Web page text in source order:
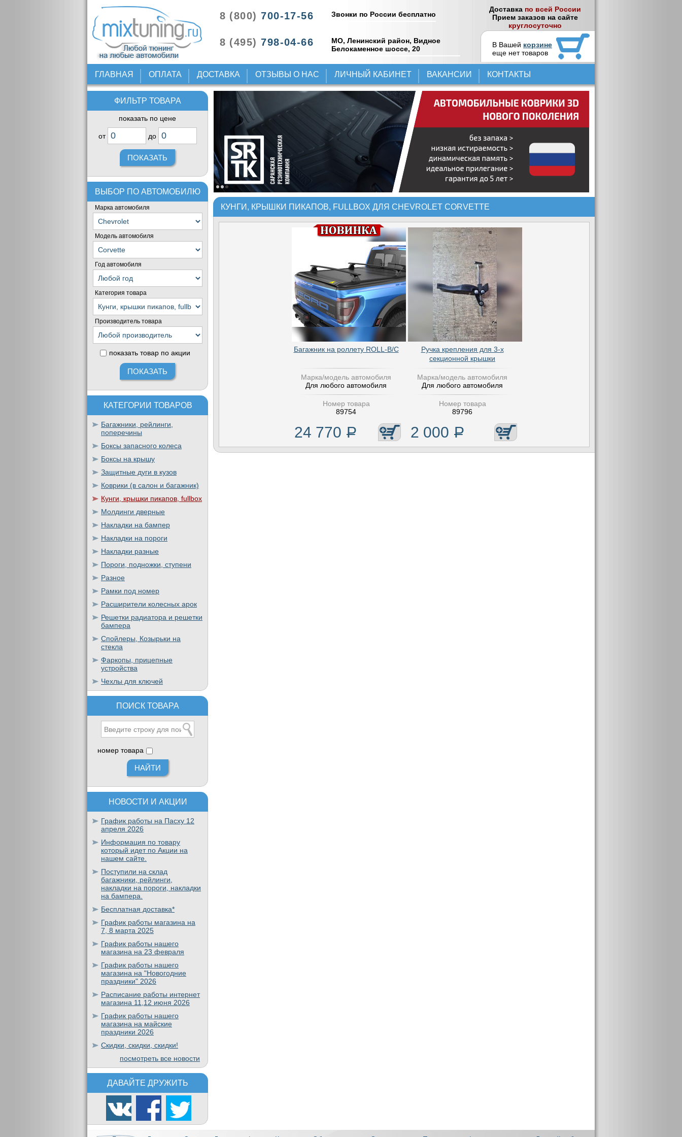
8 (800) 700-17-56
8 (495) 798-04-66
Звонки по России бесплатно
МО, Ленинский район, Видное
Белокаменное шоссе, 20
Доставка по всей России
Прием заказов на сайте
круглосуточно
В Вашей корзине
еще нет товаров
ГЛАВНАЯ ОПЛАТА ДОСТАВКА ОТЗЫВЫ О НАС ЛИЧНЫЙ КАБИНЕТ ВАКАНСИИ КОНТАКТЫ
ФИЛЬТР ТОВАРА
показать по цене
от до
ВЫБОР ПО АВТОМОБИЛЮ
Марка автомобиля
Модель автомобиля
Год автомобиля
Категория товара
Производитель товара
показать товар по акции
КАТЕГОРИИ ТОВАРОВ
Багажники, рейлинги,
поперечины
Боксы запасного колеса
Боксы на крышу
Защитные дуги в кузов
Коврики (в салон и багажник)
Кунги, крышки пикапов, fullbox
Молдинги дверные
Накладки на бампер
Накладки на пороги
Накладки разные
Пороги, подножки, ступени
Разное
Рамки под номер
Расширители колесных арок
Решетки радиатора и решетки
бампера
Спойлеры, Козырьки на
стекла
Фаркопы, прицепные
устройства
Чехлы для ключей
ПОИСК ТОВАРА
номер товара
НОВОСТИ И АКЦИИ
График работы на Пасху 12
апреля 2026
Информация по товару
который идет по Акции на
нашем сайте.
Поступили на склад
багажники, рейлинги,
накладки на пороги, накладки
на бампера.
Бесплатная доставка*
График работы магазина на
7, 8 марта 2025
График работы нашего
магазина на 23 февраля
График работы нашего
магазина на "Новогодние
праздники" 2026
Расписание работы интернет
магазина 11,12 июня 2026
График работы нашего
магазина на майские
праздники 2026
Скидки, скидки, скидки!
посмотреть все новости
ДАВАЙТЕ ДРУЖИТЬ
КУНГИ, КРЫШКИ ПИКАПОВ, FULLBOX ДЛЯ CHEVROLET CORVETTE
Багажник на роллету ROLL-B/C
Марка/модель автомобиля
Для любого автомобиля
Номер товара
89754
24 770 Р
Ручка крепления для 3-х
секционной крышки
Марка/модель автомобиля
Для любого автомобиля
Номер товара
89796
2 000 Р